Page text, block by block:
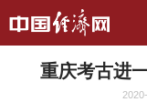
重庆考古进